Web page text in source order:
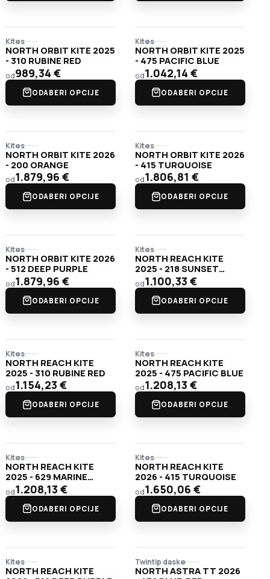
Kites
NORTH ORBIT KITE 2025
- 310 RUBINE RED
od989,34 €
ODABERI OPCIJE
Kites
NORTH ORBIT KITE 2025
- 475 PACIFIC BLUE
od1.042,14 €
ODABERI OPCIJE
Kites
NORTH ORBIT KITE 2026
- 200 ORANGE
od1.879,96 €
ODABERI OPCIJE
Kites
NORTH ORBIT KITE 2026
- 415 TURQUOISE
od1.806,81 €
ODABERI OPCIJE
Kites
NORTH ORBIT KITE 2026
- 512 DEEP PURPLE
od1.879,96 €
ODABERI OPCIJE
Kites
NORTH REACH KITE
2025 - 218 SUNSET
YELLOW
od1.100,33 €
ODABERI OPCIJE
Kites
NORTH REACH KITE
2025 - 310 RUBINE RED
od1.154,23 €
ODABERI OPCIJE
Kites
NORTH REACH KITE
2025 - 475 PACIFIC BLUE
od1.208,13 €
ODABERI OPCIJE
Kites
NORTH REACH KITE
2025 - 629 MARINE
GREEN
od1.208,13 €
ODABERI OPCIJE
Kites
NORTH REACH KITE
2026 - 415 TURQUOISE
od1.650,06 €
ODABERI OPCIJE
Kites
NORTH REACH KITE
Twintip daske
NORTH ASTRA TT 2026